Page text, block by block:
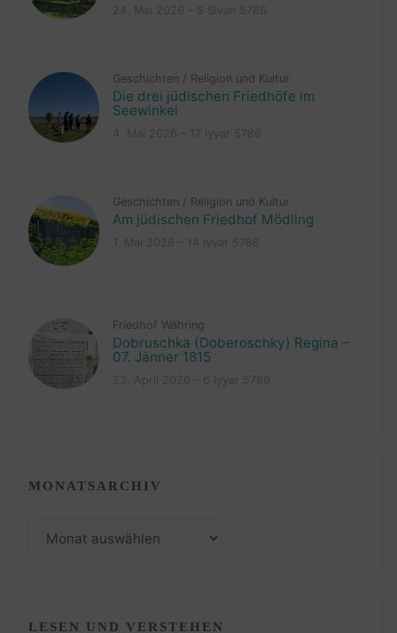
Geschichten / Religion und Kultur
Die drei jüdischen Friedhöfe im
Seewinkel
Geschichten / Religion und Kultur
Am jüdischen Friedhof Mödling
Friedhof Währing
Dobruschka (Doberoschky) Regina –
07. Jänner 1815
MONATSARCHIV
LESEN UND VERSTEHEN